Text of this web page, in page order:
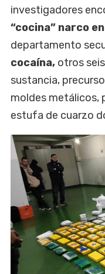
investigadores
“cocina” narco
departamento
cocaína, otros
sustancia,
moldes metálicos,
estufa de cuarzo